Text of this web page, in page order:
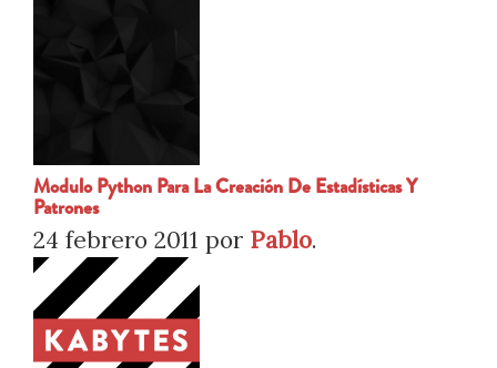
Modulo Python Para La Creación De Estadísticas Y
Patrones
24 febrero 2011 por Pablo.